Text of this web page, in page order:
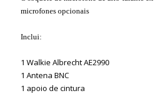
microfones opcionais
Inclui:
1 Walkie Albrecht AE2990
1 Antena BNC
1 apoio de cintura